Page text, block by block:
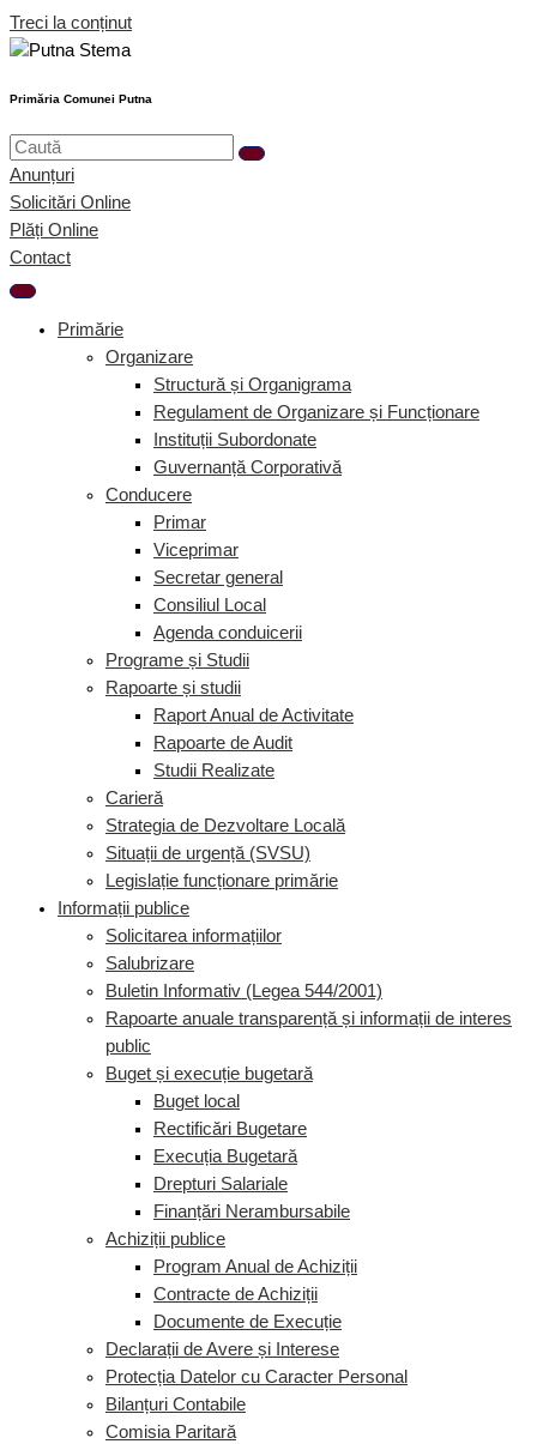
Treci la conținut
Primăria Comunei Putna
Anunțuri
Solicitări Online
Plăți Online
Contact
Primărie
Organizare
Structură și Organigrama
Regulament de Organizare și Funcționare
Instituții Subordonate
Guvernanță Corporativă
Conducere
Primar
Viceprimar
Secretar general
Consiliul Local
Agenda conduicerii
Programe și Studii
Rapoarte și studii
Raport Anual de Activitate
Rapoarte de Audit
Studii Realizate
Carieră
Strategia de Dezvoltare Locală
Situații de urgență (SVSU)
Legislație funcționare primărie
Informații publice
Solicitarea informațiilor
Salubrizare
Buletin Informativ (Legea 544/2001)
Rapoarte anuale transparență și informații de interes
public
Buget și execuție bugetară
Buget local
Rectificări Bugetare
Execuția Bugetară
Drepturi Salariale
Finanțări Nerambursabile
Achiziții publice
Program Anual de Achiziții
Contracte de Achiziții
Documente de Execuție
Declarații de Avere și Interese
Protecția Datelor cu Caracter Personal
Bilanțuri Contabile
Comisia Paritară